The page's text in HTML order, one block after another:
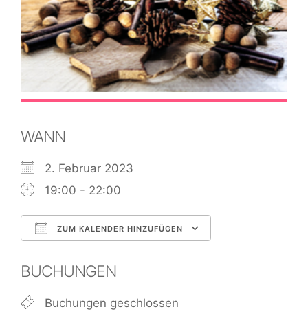
WANN
2. Februar 2023
19:00 - 22:00
ZUM KALENDER HINZUFÜGEN
BUCHUNGEN
Buchungen geschlossen